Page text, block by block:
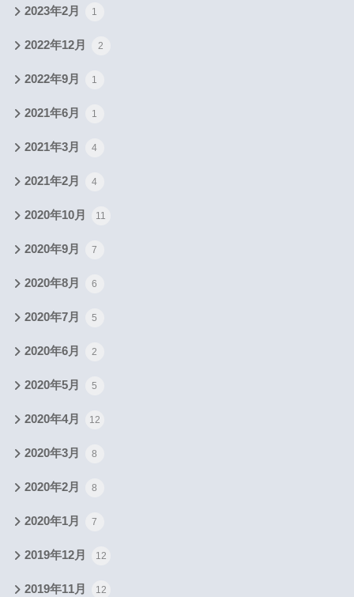
2023年2月 1
2022年12月 2
2022年9月 1
2021年6月 1
2021年3月 4
2021年2月 4
2020年10月 11
2020年9月 7
2020年8月 6
2020年7月 5
2020年6月 2
2020年5月 5
2020年4月 12
2020年3月 8
2020年2月 8
2020年1月 7
2019年12月 12
2019年11月 12